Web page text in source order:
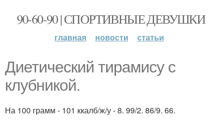
90-60-90 | СПОРТИВНЫЕ ДЕВУШКИ
главная новости статьи
Диетический тирамису с
клубникой.
На 100 грамм - 101 ккалб/ж/у - 8. 99/2. 86/9. 66.